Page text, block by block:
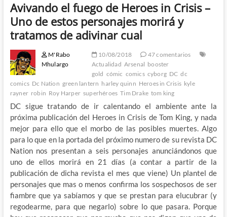
Avivando el fuego de Heroes in Crisis –
Uno de estos personajes morirá y
tratamos de adivinar cual
M'Rabo
Mhulargo
10/08/2018
47 comentarios
Actualidad Arsenal booster
gold cómic comics cyborg DC dc
comics Dc Nation green lantern harley quinn Heroes in Crisis kyle
rayner robin Roy Harper superhéroes Tim Drake tom king
DC sigue tratando de ir calentando el ambiente ante la
próxima publicación del Heroes in Crisis de Tom King, y nada
mejor para ello que el morbo de las posibles muertes. Algo
para lo que en la portada del próximo numero de su revista DC
Nation nos presentan a seis personajes anunciándonos que
uno de ellos morirá en 21 días (a contar a partir de la
publicación de dicha revista el mes que viene) Un plantel de
personajes que mas o menos confirma los sospechosos de ser
fiambre que ya sabíamos y que se prestan para elucubrar (y
regodearme, para que negarlo) sobre lo que pasara. Porque